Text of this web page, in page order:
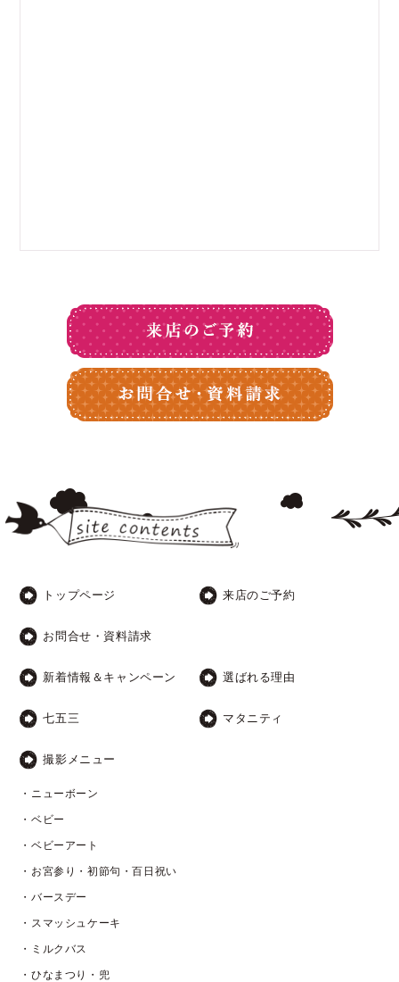
トップページ 来店のご予約
お問合せ・資料請求
新着情報＆キャンペーン 選ばれる理由
七五三 マタニティ
撮影メニュー
・ニューボーン
・ベビー
・ベビーアート
・お宮参り・初節句・百日祝い
・バースデー
・スマッシュケーキ
・ミルクバス
・ひなまつり・兜